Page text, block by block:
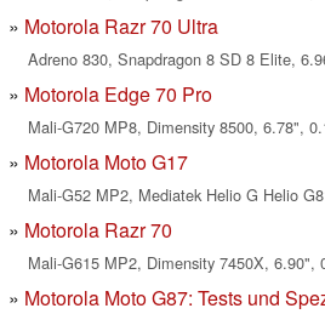
Motorola Razr 70 Ultra
Adreno 830, Snapdragon 8 SD 8 Elite,
Motorola Edge 70 Pro
Mali-G720 MP8, Dimensity 8500, 6.78",
Motorola Moto G17
Mali-G52 MP2, Mediatek Helio G Helio
Motorola Razr 70
Mali-G615 MP2, Dimensity 7450X, 6.90",
Motorola Moto G87: Tests und